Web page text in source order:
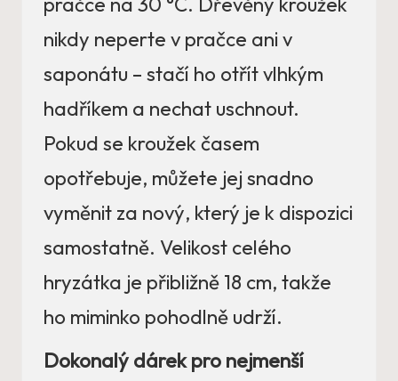
nikdy neperte v pračce ani v
saponátu – stačí ho otřít vlhkým
hadříkem a nechat uschnout.
Pokud se kroužek časem
opotřebuje, můžete jej snadno
vyměnit za nový, který je k dispozici
samostatně. Velikost celého
hryzátka je přibližně 18 cm, takže
ho miminko pohodlně udrží.
Dokonalý dárek pro nejmenší